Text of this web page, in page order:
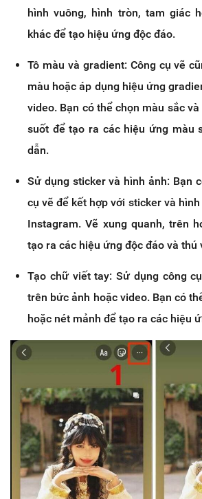
hình vuông, hình tròn, tam giác
khác để tạo hiệu ứng độc đáo.
Tô màu và gradient: Công cụ vẽ
màu hoặc áp dụng hiệu ứng
video. Bạn có thể chọn màu sắc
suốt để tạo ra các hiệu ứng màu
dẫn.
Sử dụng sticker và hình ảnh: Bạn
cụ vẽ để kết hợp với sticker và
Instagram. Vẽ xung quanh, trên
tạo ra các hiệu ứng độc đáo và thú
Tạo chữ viết tay: Sử dụng công
trên bức ảnh hoặc video. Bạn có
hoặc nét mảnh để tạo ra các hiệu